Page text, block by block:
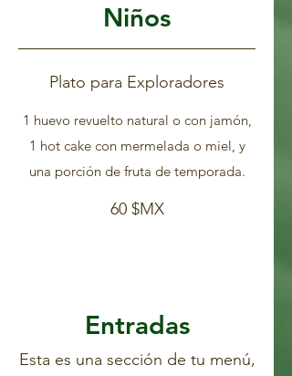
Niños
Plato para Exploradores
1 huevo revuelto natural o con jamón,
1 hot cake con mermelada o miel, y
una porción de fruta de temporada.
60 $MX
Entradas
Esta es una sección de tu menú,